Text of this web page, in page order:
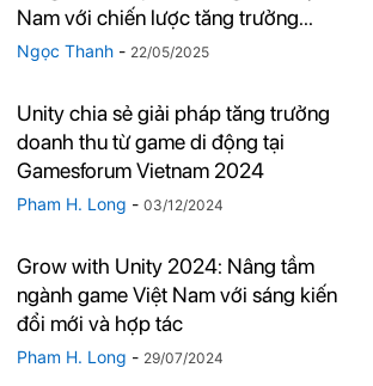
Nam với chiến lược tăng trưởng...
Ngọc Thanh - 22/05/2025
Unity chia sẻ giải pháp tăng trưởng
doanh thu từ game di động tại
Gamesforum Vietnam 2024
Pham H. Long - 03/12/2024
Grow with Unity 2024: Nâng tầm
ngành game Việt Nam với sáng kiến
đổi mới và hợp tác
Pham H. Long - 29/07/2024